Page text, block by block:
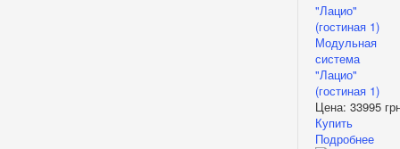
Модульная
система
"Лацио"
(гостиная 1)
Цена: 33995
Купить
Подробнее